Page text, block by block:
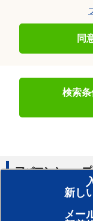
同
検索
新し
メー
アパマンショッ
賃貸のプロがお部屋探
おまかせ物件リクエ